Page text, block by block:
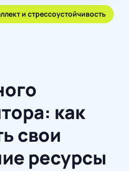
и стрессоустойчивость
как
свои
ресурсы